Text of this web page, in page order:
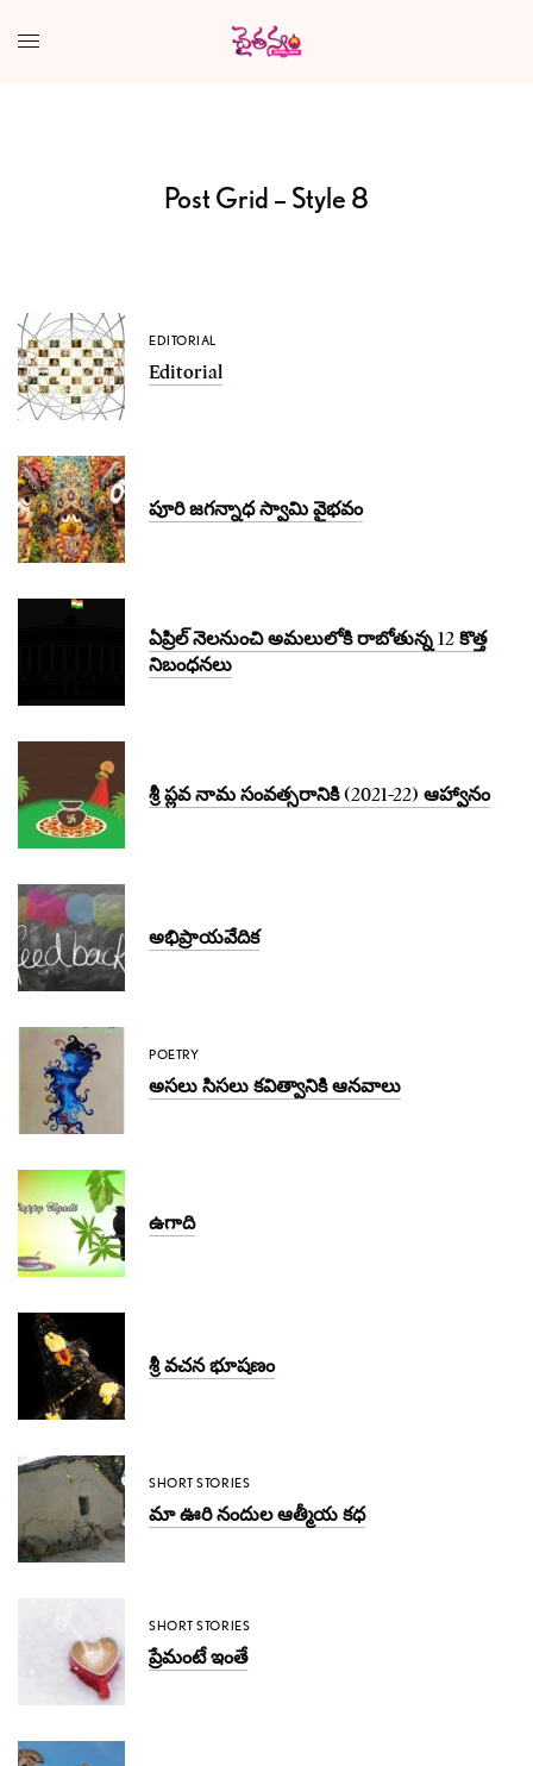
Post Grid – Style 8
EDITORIAL
Editorial
పూరి జగన్నాధ స్వామి వైభవం
ఏప్రిల్ నెలనుంచి అమలులోకి రాబోతున్న 12 కొత్త
నిబంధనలు
శ్రీ ప్లవ నామ సంవత్సరానికి (2021-22) ఆహ్వానం
అభిప్రాయవేదిక
POETRY
అసలు సిసలు కవిత్వానికి ఆనవాలు
ఉగాది
శ్రీ వచన భూషణం
SHORT STORIES
మా ఊరి నందుల ఆత్మీయ కధ
SHORT STORIES
ప్రేమంటే ఇంతే